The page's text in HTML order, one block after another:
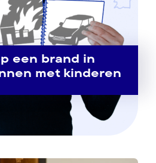
een brand in
met kinderen